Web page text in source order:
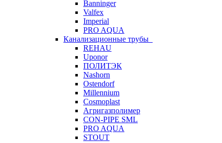
Banninger
Valfex
Imperial
PRO AQUA
Канализационные трубы
REHAU
Uponor
ПОЛИТЭК
Nashorn
Ostendorf
Millennium
Cosmoplast
Агригазполимер
CON-PIPE SML
PRO AQUA
STOUT